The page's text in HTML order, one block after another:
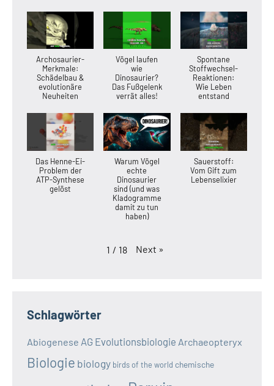
Archosaurier-
Merkmale:
Schädelbau &
evolutionäre
Neuheiten
Vögel laufen
wie
Dinosaurier?
Das Fußgelenk
verrät alles!
Spontane
Stoffwechsel-
Reaktionen:
Wie Leben
entstand
Das Henne-Ei-
Problem der
ATP-Synthese
gelöst
Warum Vögel
echte
Dinosaurier
sind (und was
Kladogramme
damit zu tun
haben)
Sauerstoff:
Vom Gift zum
Lebenselixier
1 / 18 Next »
Schlagwörter
Abiogenese AG Evolutionsbiologie Archaeopteryx
Biologie biology birds of the world chemische